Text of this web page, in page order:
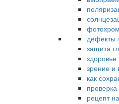
дефекты
защита
здоровье
зрение и
как
рецепт